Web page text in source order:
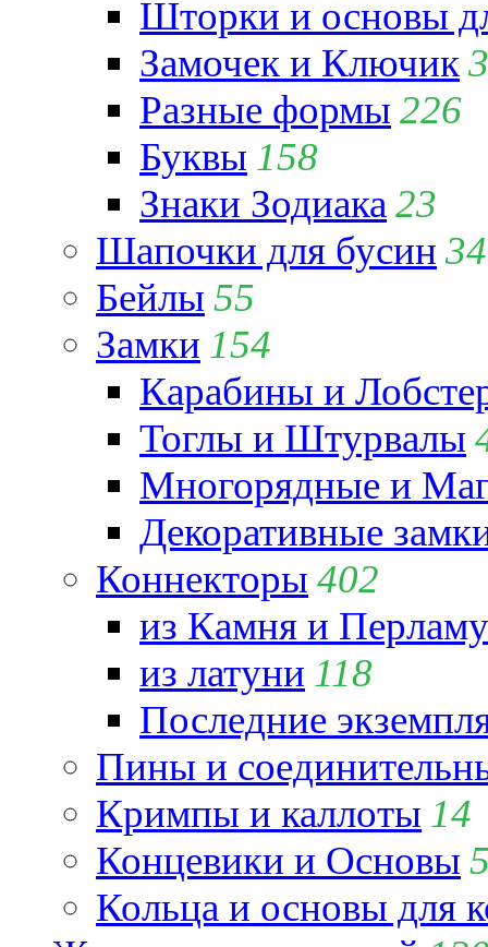
Шторки и основы
Замочек и Ключик
Разные формы 226
Буквы 158
Знаки Зодиака 23
Шапочки для бусин 34
Бейлы 55
Замки 154
Карабины и
Тоглы и Штурвалы
Многорядные и
Декоративные
Коннекторы 402
из Камня и
из латуни 118
Последние
Пины и
Кримпы и каллоты 14
Концевики и Основы
Кольца и основы для